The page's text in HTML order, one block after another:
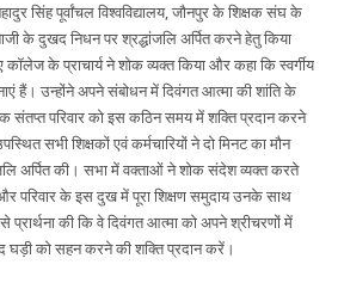
सिंह पूर्वांचल विश्वविद्यालय, जौनपुर के शिक्षक संघ के
के दुखद निधन पर श्रद्धांजलि अर्पित करने हेतु किया
के प्राचार्य ने शोक व्यक्त किया और कहा कि स्वर्गीय
हैं। उन्होंने अपने संबोधन में दिवंगत आत्मा की शांति के
संतप्त परिवार को इस कठिन समय में शक्ति प्रदान करने
सभी शिक्षकों एवं कर्मचारियों ने दो मिनट का मौन
अर्पित की। सभा में वक्ताओं ने शोक संदेश व्यक्त करते
परिवार के इस दुख में पूरा शिक्षण समुदाय उनके साथ
प्रार्थना की कि वे दिवंगत आत्मा को अपने श्रीचरणों में
घड़ी को सहन करने की शक्ति प्रदान करें।